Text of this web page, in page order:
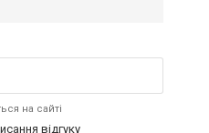
на сайті
відгуку